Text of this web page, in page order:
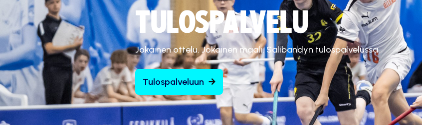
TULOSPALVELU
Jokainen ottelu. Jokainen maali. Salibandyn tulospalvelussa.
Tulospalveluun